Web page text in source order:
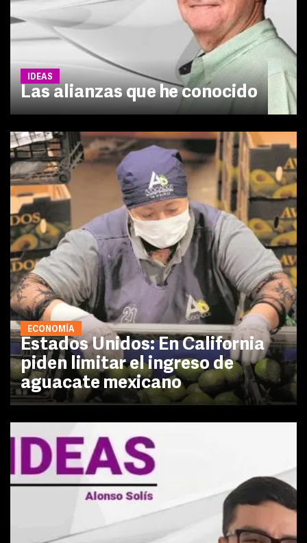
IDEAS
Las alianzas que he conocido
ECONOMÍA
Estados Unidos: En California
piden limitar el ingreso de
aguacate mexicano